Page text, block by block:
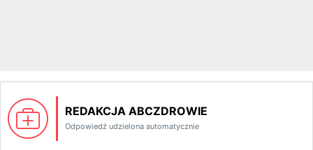
REDAKCJA ABCZDROWIE
Odpowiedź udzielona automatycznie